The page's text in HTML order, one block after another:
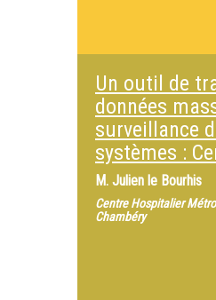
Un outil de
données
surveillance
systèmes :
M. Julien le Bourhis
Centre Hospitalier
Chambéry